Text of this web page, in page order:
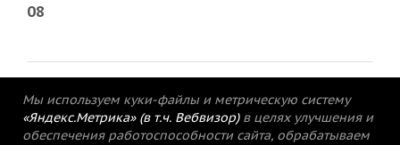
08
Мы используем куки-файлы и метрическую систему
«Яндекс.Метрика» (в т.ч. Вебвизор) в целях улучшения и
обеспечения работоспособности сайта, обрабатываем